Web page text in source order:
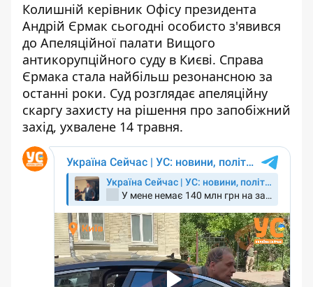
Колишній керівник Офісу президента
Андрій Єрмак сьогодні особисто з'явився
до Апеляційної палати Вищого
антикорупційного суду в Києві. Справа
Єрмака стала найбільш резонансною за
останні роки. Суд розглядає апеляційну
скаргу захисту на рішення про запобіжний
захід, ухвалене 14 травня.